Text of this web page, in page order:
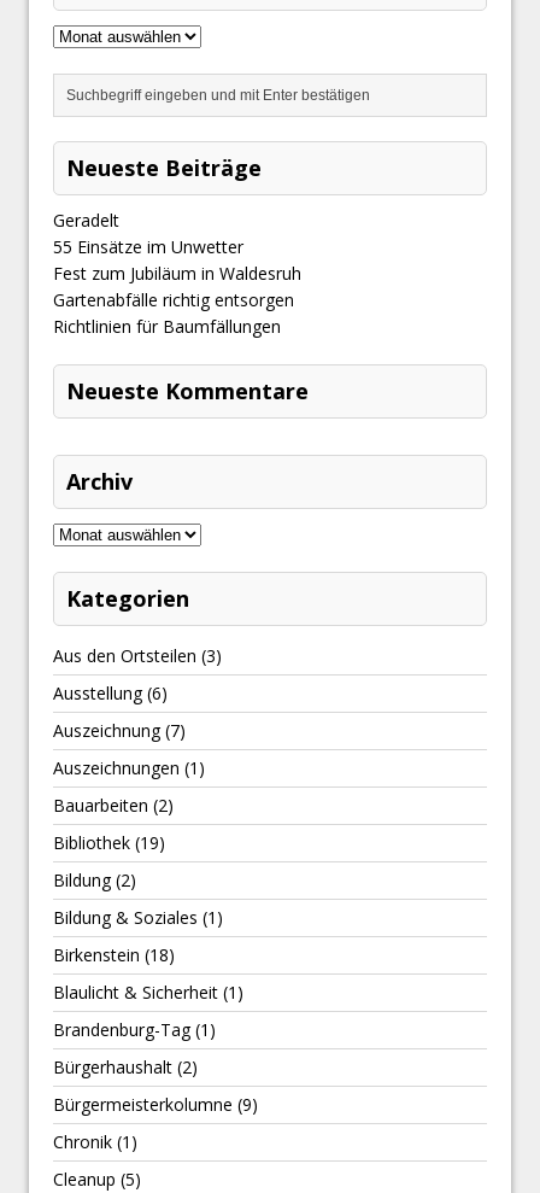
Neueste Beiträge
Geradelt
​55 Einsätze im Unwetter
Fest zum Jubiläum in Waldesruh
Gartenabfälle richtig entsorgen
Richtlinien für Baumfällungen
Neueste Kommentare
Archiv
Kategorien
Aus den Ortsteilen (3)
Ausstellung(6)
Auszeichnung(7)
Auszeichnungen (1)
Bauarbeiten (2)
Bibliothek (19)
Bildung(2)
Bildung & Soziales (1)
Birkenstein (18)
Blaulicht & Sicherheit (1)
Brandenburg-Tag(1)
Bürgerhaushalt (2)
Bürgermeisterkolumne (9)
Chronik (1)
Cleanup (5)